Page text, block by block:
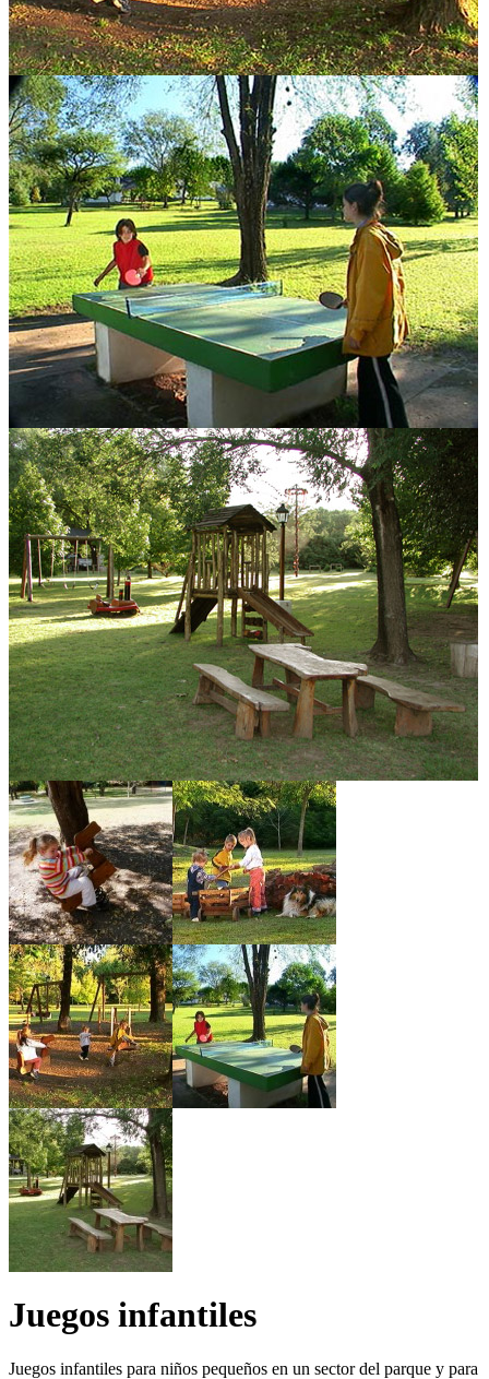
Juegos infantiles
Juegos infantiles para niños pequeños en un sector del parque y para